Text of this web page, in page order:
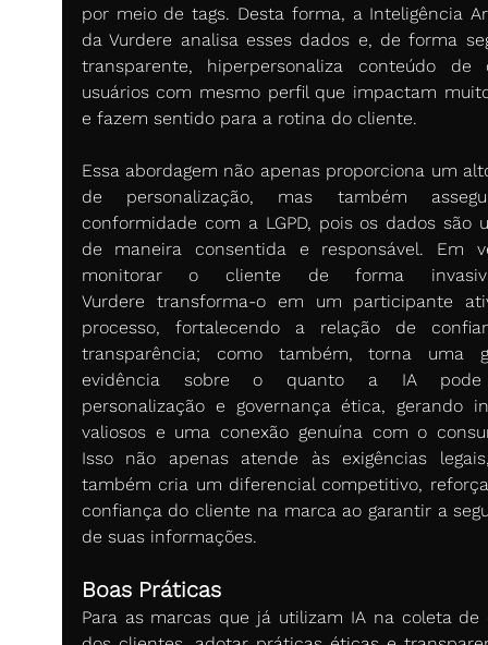
por meio de tags. Desta forma, a Inteligência
da Vurdere analisa esses dados e, de forma
transparente, hiperpersonaliza conteúdo de
usuários com mesmo perfil que impactam
e fazem sentido para a rotina do cliente.
Essa abordagem não apenas proporciona um
de personalização, mas também
conformidade com a LGPD, pois os dados são
de maneira consentida e responsável. Em
monitorar o cliente de forma
Vurdere transforma-o em um participante
processo, fortalecendo a relação de
transparência; como também, torna uma
evidência sobre o quanto a IA
personalização e governança ética, gerando
valiosos e uma conexão genuína com o
Isso não apenas atende às exigências
também cria um diferencial competitivo,
confiança do cliente na marca ao garantir a
de suas informações.
Boas Práticas
Para as marcas que já utilizam IA na coleta de